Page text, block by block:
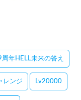
周年HELL未来の答え
レンジ Lv20000